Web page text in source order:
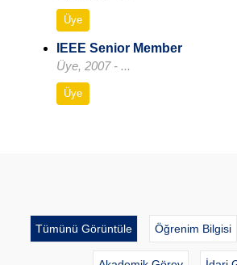
Üye
IEEE Senior Member
Üye, 2007 - ...
Üye
Tümünü Görüntüle Öğrenim Bilgisi